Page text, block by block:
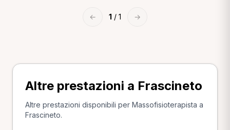
← 1 / 1 →
Altre prestazioni a Frascineto
Altre prestazioni disponibili per Massofisioterapista a
Frascineto.